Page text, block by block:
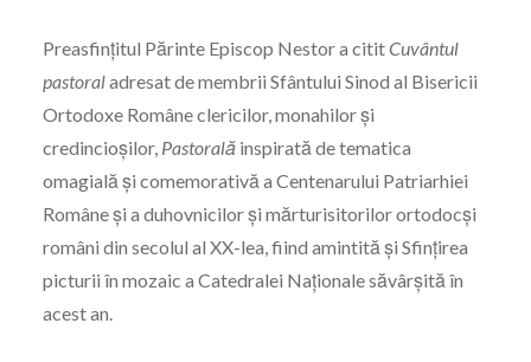
Preasfințitul Părinte Episcop Nestor a cititCuvântul
pastoraladresat de membrii Sfântului Sinod al Bisericii
Ortodoxe Române clericilor, monahilor și
credincioșilor, Pastoralăinspirată de tematica
omagială și comemorativă a Centenarului Patriarhiei
Române și a duhovnicilor și mărturisitorilor ortodocși
români din secolul al XX-lea, fiind amintită și Sfințirea
picturii în mozaic a Catedralei Naționale săvârșită în
acest an.